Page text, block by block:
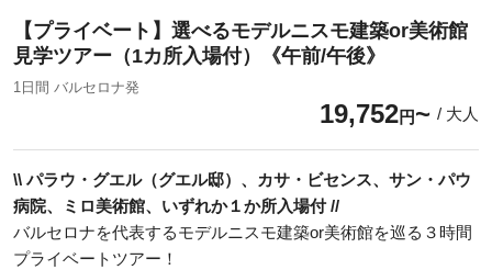
【プライベート】選べるモデルニスモ建築or美術館
見学ツアー（1カ所入場付）《午前/午後》
1日間 バルセロナ発
19,752円 / 大人
\\ パラウ・グエル（グエル邸）、カサ・ビセンス、サン・パウ
病院、ミロ美術館、いずれか１か所入場付 //
バルセロナを代表するモデルニスモ建築or美術館を巡る３時間
プライベートツアー！